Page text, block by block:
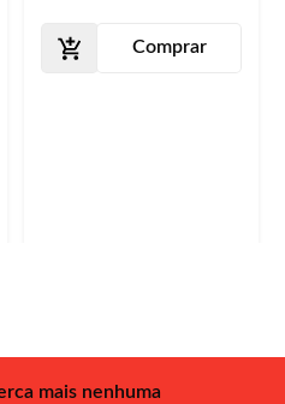
Comprar
mais nenhuma